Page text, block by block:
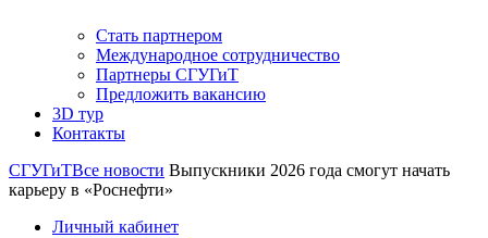
Стать партнером
Международное сотрудничество
Партнеры СГУГиТ
Предложить вакансию
3D тур
Контакты
СГУГиТВсе новости Выпускники 2026 года смогут начать
карьеру в «Роснефти»
Личный кабинет